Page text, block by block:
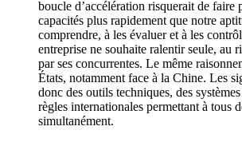
boucle d’accélération risquerait de faire
capacités plus rapidement que notre
comprendre, à les évaluer et à les
entreprise ne souhaite ralentir seule, au
par ses concurrentes. Le même
États, notamment face à la Chine. Les
donc des outils techniques, des
règles internationales permettant à tous
simultanément.